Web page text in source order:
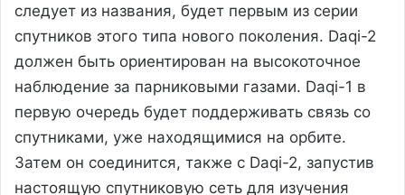
следует из названия, будет первым из серии
спутников этого типа нового поколения. Daqi-2
должен быть ориентирован на высокоточное
наблюдение за парниковыми газами. Daqi-1 в
первую очередь будет поддерживать связь со
спутниками, уже находящимися на орбите.
Затем он соединится, также с Daqi-2, запустив
настоящую спутниковую сеть для изучения